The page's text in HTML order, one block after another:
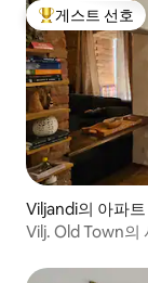
상위 게스트 선호
게스트 선호
Viljandi의 아파트
Vilj. Old Town의